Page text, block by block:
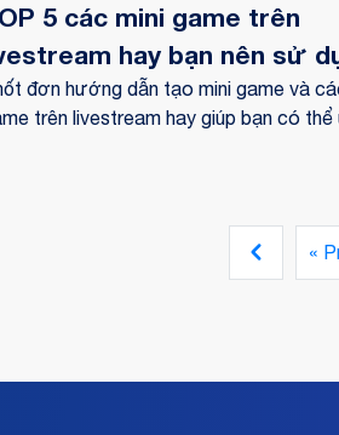
5 các mini game trên
hay bạn nên sử
đơn hướng dẫn tạo mini game và
trên livestream hay giúp bạn có thể
để làm được như vậy trên
thức hiệu quả chẳng phải người nào
nhất. Cùng phân tích với Chốt đơn
«